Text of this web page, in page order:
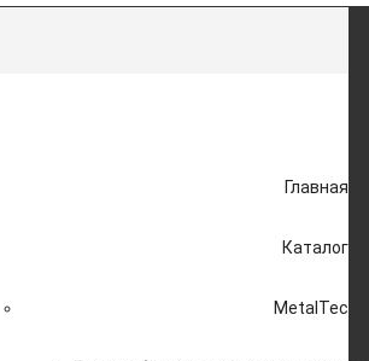
Главная
Каталог
MetalTec